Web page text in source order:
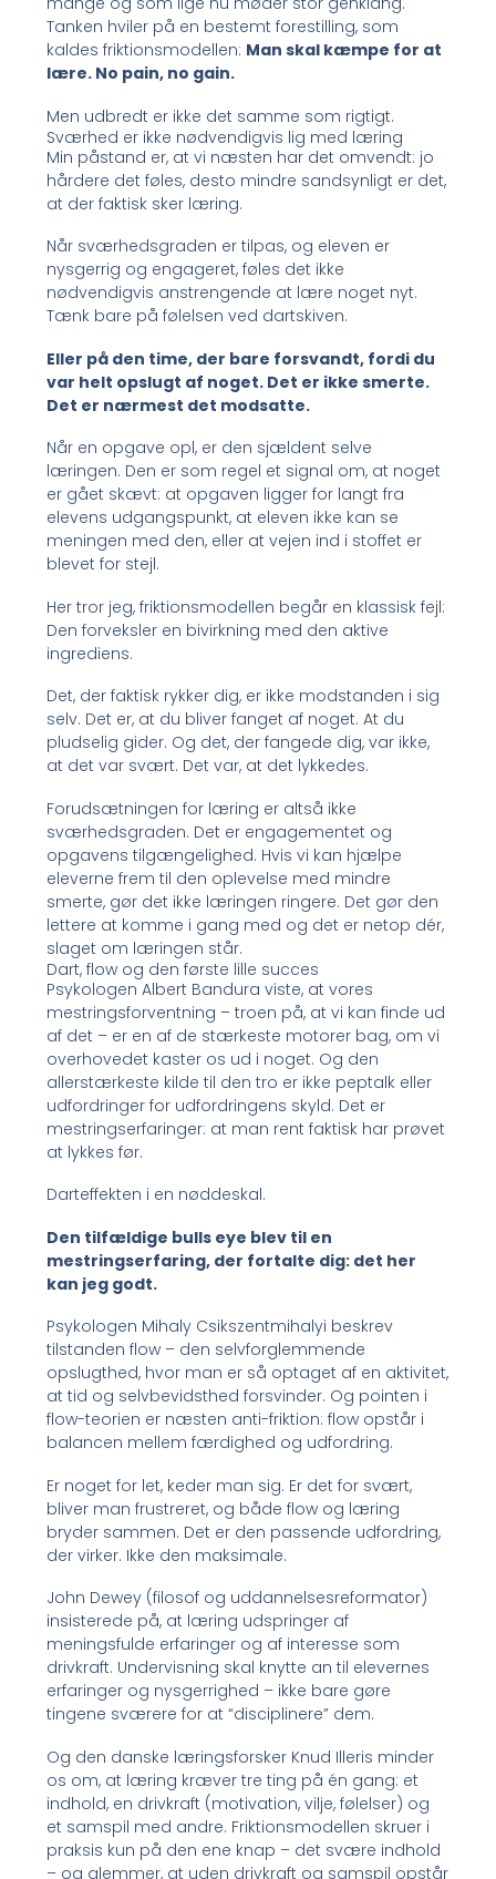
Tanken hviler på en bestemt forestilling, som
kaldes friktionsmodellen: Man skal kæmpe for at
lære. No pain, no gain.
Men udbredt er ikke det samme som rigtigt.
Sværhed er ikke nødvendigvis lig med læring
Min påstand er, at vi næsten har det omvendt: jo
hårdere det føles, desto mindre sandsynligt er det,
at der faktisk sker læring.
Når sværhedsgraden er tilpas, og eleven er
nysgerrig og engageret, føles det ikke
nødvendigvis anstrengende at lære noget nyt.
Tænk bare på følelsen ved dartskiven.
Eller på den time, der bare forsvandt, fordi du
var helt opslugt af noget. Det er ikke smerte.
Det er nærmest det modsatte.
Når en opgave opl, er den sjældent selve
læringen. Den er som regel et signal om, at noget
er gået skævt: at opgaven ligger for langt fra
elevens udgangspunkt, at eleven ikke kan se
meningen med den, eller at vejen ind i stoffet er
blevet for stejl.
Her tror jeg, friktionsmodellen begår en klassisk fejl:
Den forveksler en bivirkning med den aktive
ingrediens.
Det, der faktisk rykker dig, er ikke modstanden i sig
selv. Det er, at du bliver fanget af noget. At du
pludselig gider. Og det, der fangede dig, var ikke,
at det var svært. Det var, at det lykkedes.
Forudsætningen for læring er altså ikke
sværhedsgraden. Det er engagementet og
opgavens tilgængelighed. Hvis vi kan hjælpe
eleverne frem til den oplevelse med mindre
smerte, gør det ikke læringen ringere. Det gør den
lettere at komme i gang med og det er netop dér,
slaget om læringen står.
Dart, flow og den første lille succes
Psykologen Albert Bandura viste, at vores
mestringsforventning – troen på, at vi kan finde ud
af det – er en af de stærkeste motorer bag, om vi
overhovedet kaster os ud i noget. Og den
allerstærkeste kilde til den tro er ikke peptalk eller
udfordringer for udfordringens skyld. Det er
mestringserfaringer: at man rent faktisk har prøvet
at lykkes før.
Darteffekten i en nøddeskal.
Den tilfældige bulls eye blev til en
mestringserfaring, der fortalte dig: det her
kan jeg godt.
Psykologen Mihaly Csikszentmihalyi beskrev
tilstanden flow – den selvforglemmende
opslugthed, hvor man er så optaget af en aktivitet,
at tid og selvbevidsthed forsvinder. Og pointen i
flow-teorien er næsten anti-friktion: flow opstår i
balancen mellem færdighed og udfordring.
Er noget for let, keder man sig. Er det for svært,
bliver man frustreret, og både flow og læring
bryder sammen. Det er den passende udfordring,
der virker. Ikke den maksimale.
John Dewey (filosof og uddannelsesreformator)
insisterede på, at læring udspringer af
meningsfulde erfaringer og af interesse som
drivkraft. Undervisning skal knytte an til elevernes
erfaringer og nysgerrighed – ikke bare gøre
tingene sværere for at “disciplinere” dem.
Og den danske læringsforsker Knud Illeris minder
os om, at læring kræver tre ting på én gang: et
indhold, en drivkraft (motivation, vilje, følelser) og
et samspil med andre. Friktionsmodellen skruer i
praksis kun på den ene knap – det svære indhold
– og glemmer, at uden drivkraft og samspil opstår